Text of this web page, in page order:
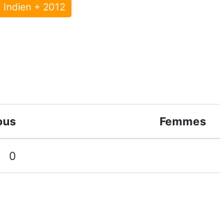
Indien + 2012
Femmes
0